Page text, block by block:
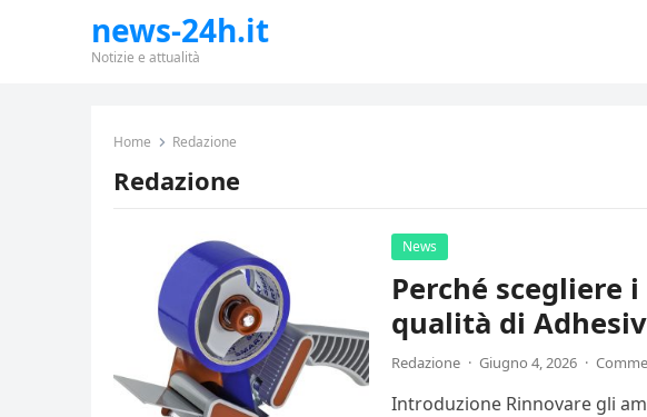
news-24h.it
Notizie e attualità
Home Redazione
Redazione
News
Perché scegliere
qualità di
Redazione · Giugno 4, 2026 ·
Introduzione Rinnovare gli